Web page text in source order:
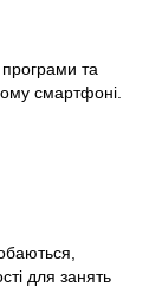
та
смартфоні.
для занять